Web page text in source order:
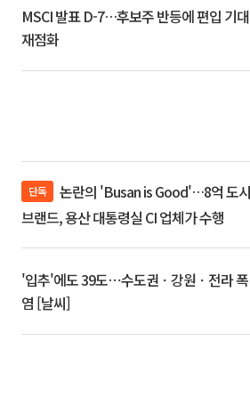
MSCI 발표 D-7…후보주 반등에 편입 기대
재점화
단독
브랜드, 용산 대통령실 CI 업체가 수행
'입추'에도 39도⋯수도권ㆍ강원ㆍ전라 폭
염 [날씨]